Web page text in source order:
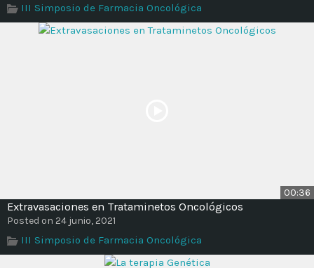
III Simposio de Farmacia Oncológica
00:36
Extravasaciones en Trataminetos Oncológicos
Posted on 24 junio, 2021
III Simposio de Farmacia Oncológica